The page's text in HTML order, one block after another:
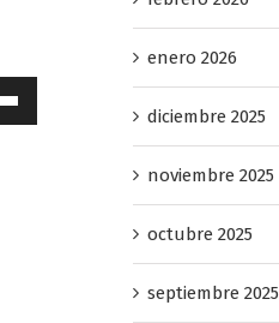
enero 2026
diciembre 2025
noviembre 2025
octubre 2025
septiembre 2025